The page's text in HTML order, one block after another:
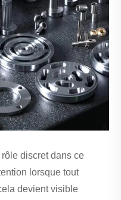
discret dans ce
lorsque tout
devient visible